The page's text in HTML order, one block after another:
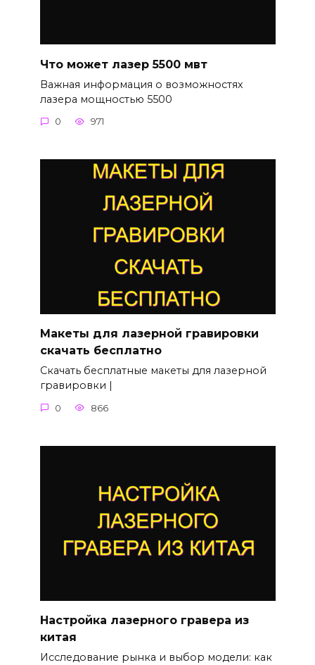
Что может лазер 5500 мвт
Важная информация о возможностях
лазера мощностью 5500
0 971
Макеты для лазерной гравировки
скачать бесплатно
Скачать бесплатные макеты для лазерной
гравировки |
0 866
Настройка лазерного гравера из
китая
Исследование рынка и выбор модели: как